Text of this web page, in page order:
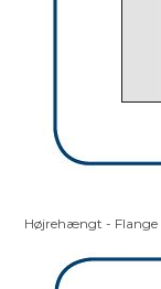
Højrehængt - Flange